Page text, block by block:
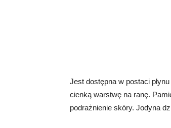
Jest dostępna w postaci
cienką warstwę na ranę.
podrażnienie skóry. Jodyna